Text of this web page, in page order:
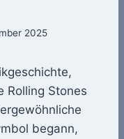
2025
Rolling Stones
begann,